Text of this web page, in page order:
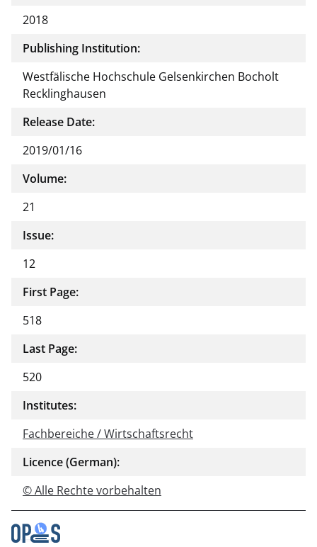
2018
Publishing Institution:
Westfälische Hochschule Gelsenkirchen Bocholt
Recklinghausen
Release Date:
2019/01/16
Volume:
21
Issue:
12
First Page:
518
Last Page:
520
Institutes:
Fachbereiche / Wirtschaftsrecht
Licence (German):
© Alle Rechte vorbehalten